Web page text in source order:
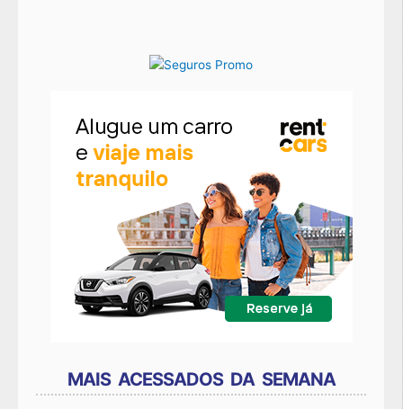
MAIS ACESSADOS DA SEMANA